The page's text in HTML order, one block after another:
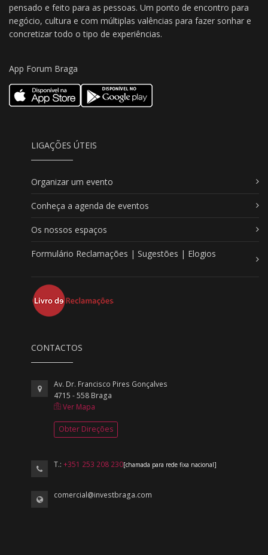
pensado e feito para as pessoas. Um ponto de encontro para
negócio, cultura e com múltiplas valências para fazer sonhar e
concretizar todo o tipo de experiências.
App Forum Braga
LIGAÇÕES ÚTEIS
Organizar um evento
Conheça a agenda de eventos
Os nossos espaços
Formulário Reclamações | Sugestões | Elogios
CONTACTOS
Av. Dr. Francisco Pires Gonçalves
4715 - 558 Braga
Ver Mapa
Obter Direções
T.:+351 253 208 230[chamada para rede fixa nacional]
comercial@investbraga.com